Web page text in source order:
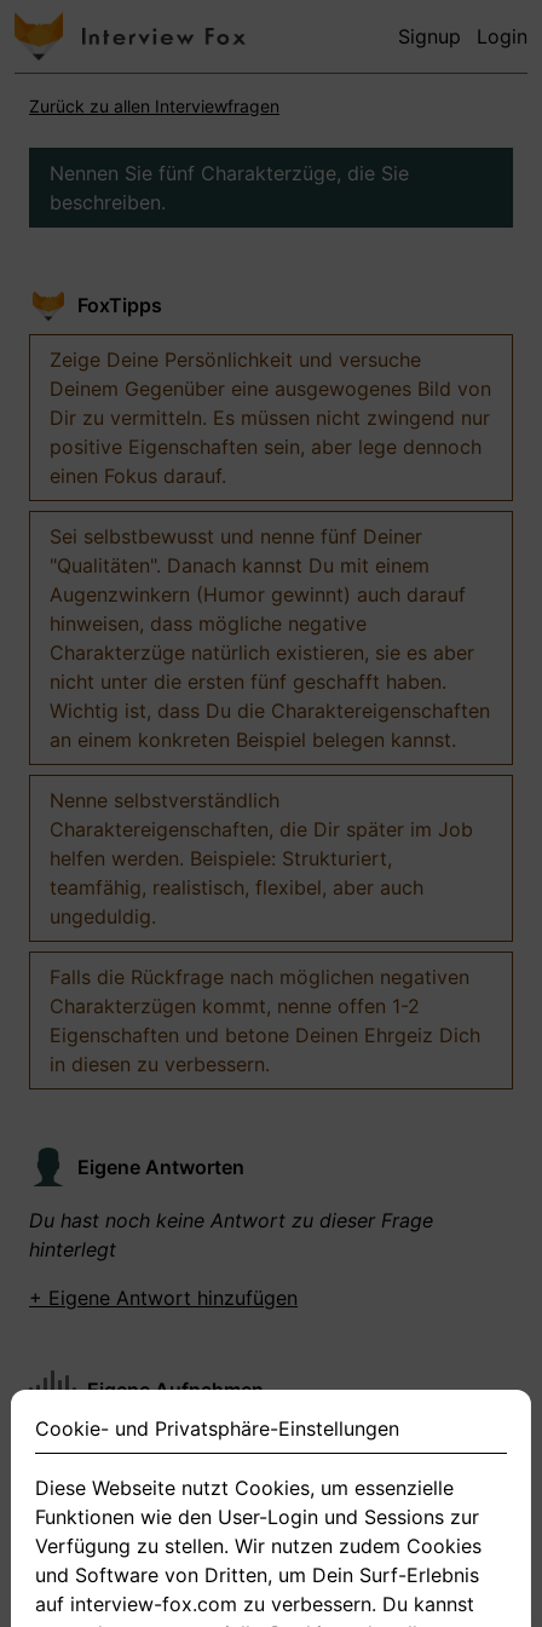
Signup Login
Zurück zu allen Interviewfragen
Nennen Sie fünf Charakterzüge, die Sie
beschreiben.
FoxTipps
Zeige Deine Persönlichkeit und versuche
Deinem Gegenüber eine ausgewogenes Bild von
Dir zu vermitteln. Es müssen nicht zwingend nur
positive Eigenschaften sein, aber lege dennoch
einen Fokus darauf.
Sei selbstbewusst und nenne fünf Deiner
"Qualitäten". Danach kannst Du mit einem
Augenzwinkern (Humor gewinnt) auch darauf
hinweisen, dass mögliche negative
Charakterzüge natürlich existieren, sie es aber
nicht unter die ersten fünf geschafft haben.
Wichtig ist, dass Du die Charaktereigenschaften
an einem konkreten Beispiel belegen kannst.
Nenne selbstverständlich
Charaktereigenschaften, die Dir später im Job
helfen werden. Beispiele: Strukturiert,
teamfähig, realistisch, flexibel, aber auch
ungeduldig.
Falls die Rückfrage nach möglichen negativen
Charakterzügen kommt, nenne offen 1-2
Eigenschaften und betone Deinen Ehrgeiz Dich
in diesen zu verbessern.
Eigene Antworten
Du hast noch keine Antwort zu dieser Frage
hinterlegt
+ Eigene Antwort hinzufügen
Eigene Aufnahmen
Du hast zu dieser Frage noch keine Antworten
+ Neue Antwort aufnehmen
Cookie- und Privatsphäre-Einstellungen
Diese Webseite nutzt Cookies, um essenzielle
Funktionen wie den User-Login und Sessions zur
Verfügung zu stellen. Wir nutzen zudem Cookies
und Software von Dritten, um Dein Surf-Erlebnis
auf interview-fox.com zu verbessern. Du kannst